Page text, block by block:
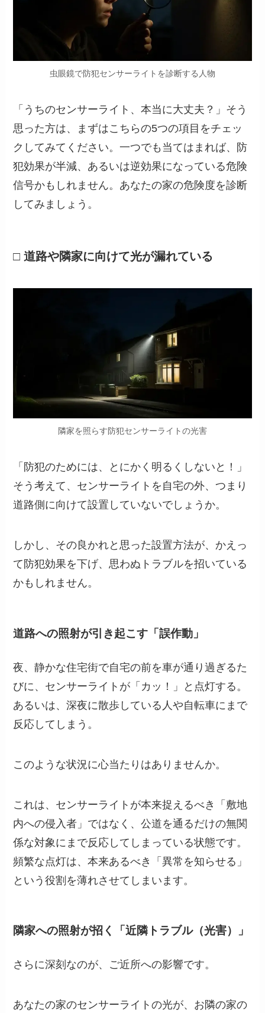
虫眼鏡で防犯センサーライトを診断する人物
「うちのセンサーライト、本当に大丈夫？」そう
思った方は、まずはこちらの5つの項目をチェッ
クしてみてください。一つでも当てはまれば、防
犯効果が半減、あるいは逆効果になっている危険
信号かもしれません。あなたの家の危険度を診断
してみましょう。
□ 道路や隣家に向けて光が漏れている
隣家を照らす防犯センサーライトの光害
「防犯のためには、とにかく明るくしないと！」
そう考えて、センサーライトを自宅の外、つまり
道路側に向けて設置していないでしょうか。
しかし、その良かれと思った設置方法が、かえっ
て防犯効果を下げ、思わぬトラブルを招いている
かもしれません。
道路への照射が引き起こす「誤作動」
夜、静かな住宅街で自宅の前を車が通り過ぎるた
びに、センサーライトが「カッ！」と点灯する。
あるいは、深夜に散歩している人や自転車にまで
反応してしまう。
このような状況に心当たりはありませんか。
これは、センサーライトが本来捉えるべき「敷地
内への侵入者」ではなく、公道を通るだけの無関
係な対象にまで反応してしまっている状態です。
頻繁な点灯は、本来あるべき「異常を知らせる」
という役割を薄れさせてしまいます。
隣家への照射が招く「近隣トラブル（光害）」
さらに深刻なのが、ご近所への影響です。
あなたの家のセンサーライトの光が、お隣の家の